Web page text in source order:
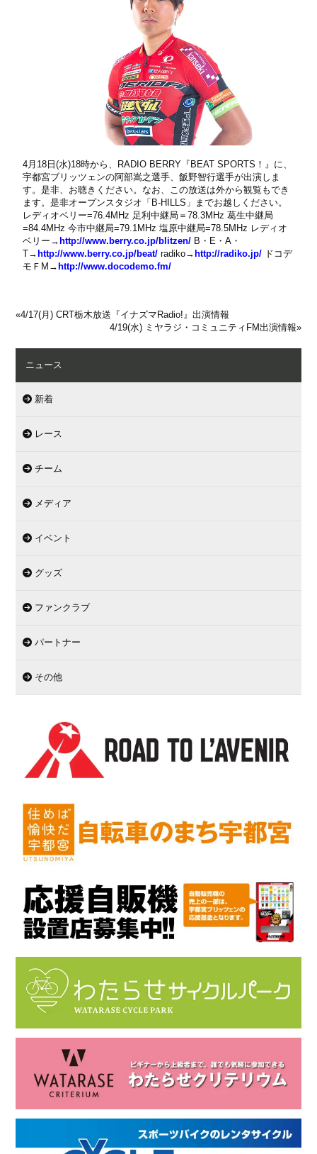
4月18日(水)18時から、RADIO BERRY『BEAT SPORTS！』に、
宇都宮ブリッツェンの阿部嵩之選手、飯野智行選手が出演しま
す。是非、お聴きください。なお、この放送は外から観覧もでき
ます。是非オープンスタジオ「B-HILLS」までお越しください。
レディオベリー=76.4MHz 足利中継局＝78.3MHz 葛生中継局
=84.4MHz 今市中継局=79.1MHz 塩原中継局=78.5MHz レディオ
ベリー→http://www.berry.co.jp/blitzen/ B・E・A・
T→http://www.berry.co.jp/beat/ radiko→http://radiko.jp/ ドコデ
モＦM→http://www.docodemo.fm/
«4/17(月) CRT栃木放送『イナズマRadio!』出演情報
4/19(水) ミヤラジ・コミュニティFM出演情報»
ニュース
新着
レース
チーム
メディア
イベント
グッズ
ファンクラブ
パートナー
その他